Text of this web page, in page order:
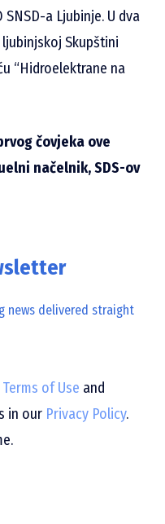
a Ljubinje. U dva
Skupštini
“Hidroelektrane na
čovjeka ove
načelnik, SDS-ov
news delivered straight
Terms of Use and
in our Privacy Policy.